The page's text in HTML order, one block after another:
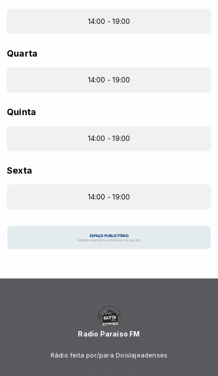
14:00 - 19:00
Quarta
14:00 - 19:00
Quinta
14:00 - 19:00
Sexta
14:00 - 19:00
Radio Paraíso FM
Rádio feita por/para Doislajeadenses